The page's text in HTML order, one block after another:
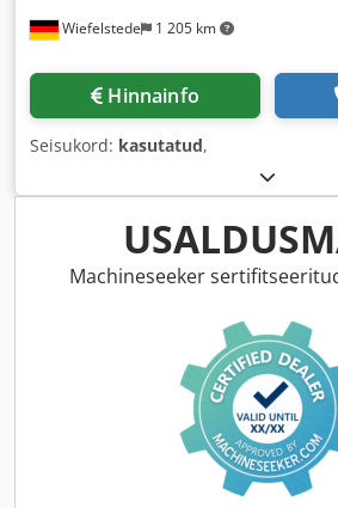
Wiefelstede 1 205 km
Hinnainfo
Seisukord: kasutatud,
Machineseeker